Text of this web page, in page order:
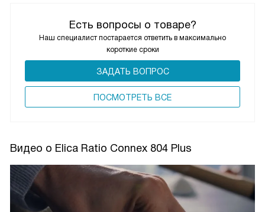
Есть вопросы о товаре?
Наш специалист постарается ответить в максимально
короткие сроки
ЗАДАТЬ ВОПРОС
ПОCМОТРЕТЬ ВСЕ
Видео о Elica Ratio Connex 804 Plus